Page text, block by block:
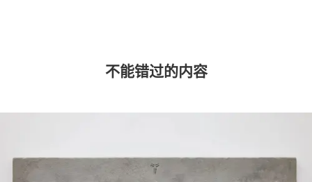
不能错过的内容